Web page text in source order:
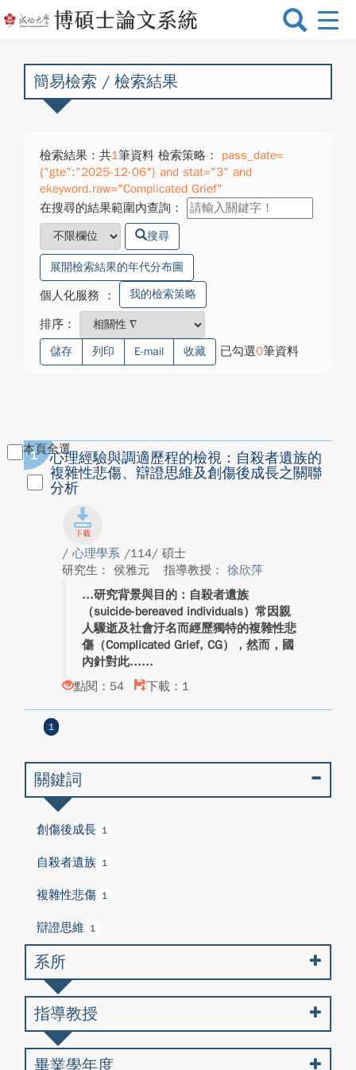
選
換
簡易檢索 / 檢索結果
檢索結果：共1筆資料 檢索策略：
pass_date=
{"gte":"2025-12-06"} and stat="3" and
ekeyword.raw="Complicated Grief"
在搜尋的結果範圍內查詢：
搜尋
展開檢索結果的年代分布圖
個人化服務 ： 我的檢索策略
排序：
儲存 列印 E-mail 收藏 已勾選0筆資料
本頁全選
1
心理經驗與調適歷程的檢視：自殺者遺族的
複雜性悲傷、辯證思維及創傷後成長之關聯
分析
/ 心理學系 /114/ 碩士
研究生： 侯雅元
指導教授： 徐欣萍
研究背景與目的：自殺者遺族
（suicide-bereaved individuals）常因親
人驟逝及社會汙名而經歷獨特的複雜性悲
傷（Complicated Grief, CG），然而，國
內針對此...
點閱：54
下載：1
1
關鍵詞
創傷後成長 1
自殺者遺族 1
複雜性悲傷 1
辯證思維 1
系所
指導教授
畢業學年度